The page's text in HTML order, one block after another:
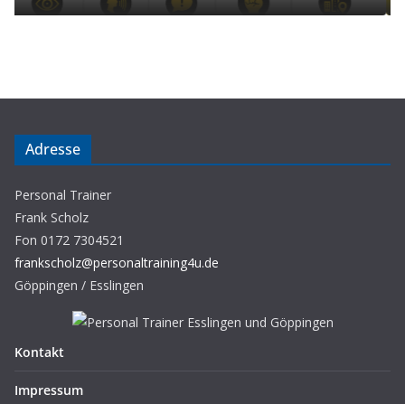
Adresse
Personal Trainer
Frank Scholz
Fon 0172 7304521
frankscholz@personaltraining4u.de
Göppingen / Esslingen
Kontakt
Impressum